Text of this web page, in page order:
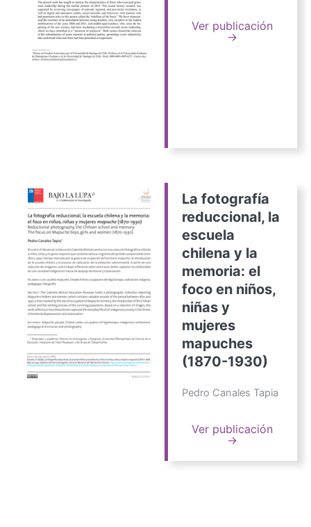
Ver publicación
→
La fotografía
reduccional, la
escuela
chilena y la
memoria: el
foco en niños,
niñas y
mujeres
mapuches
(1870-1930)
Pedro Canales Tapia
Ver publicación
→